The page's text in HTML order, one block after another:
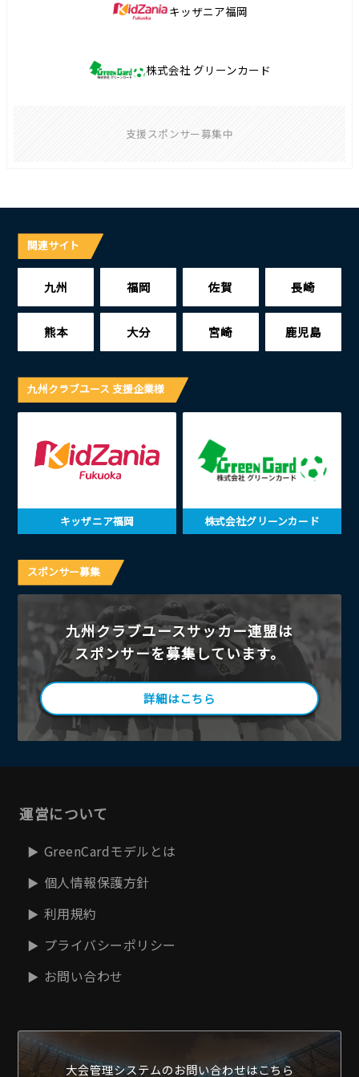
キッザニア福岡
株式会社 グリーンカード
支援スポンサー募集中
関連サイト
九州 福岡 佐賀 長崎
熊本 大分 宮崎 鹿児島
九州クラブユース 支援企業様
キッザニア福岡 株式会社グリーンカード
スポンサー募集
九州クラブユースサッカー連盟は
スポンサーを募集しています。
詳細はこちら
運営について
GreenCardモデルとは
個人情報保護方針
利用規約
プライバシーポリシー
お問い合わせ
大会管理システムのお問い合わせはこちら